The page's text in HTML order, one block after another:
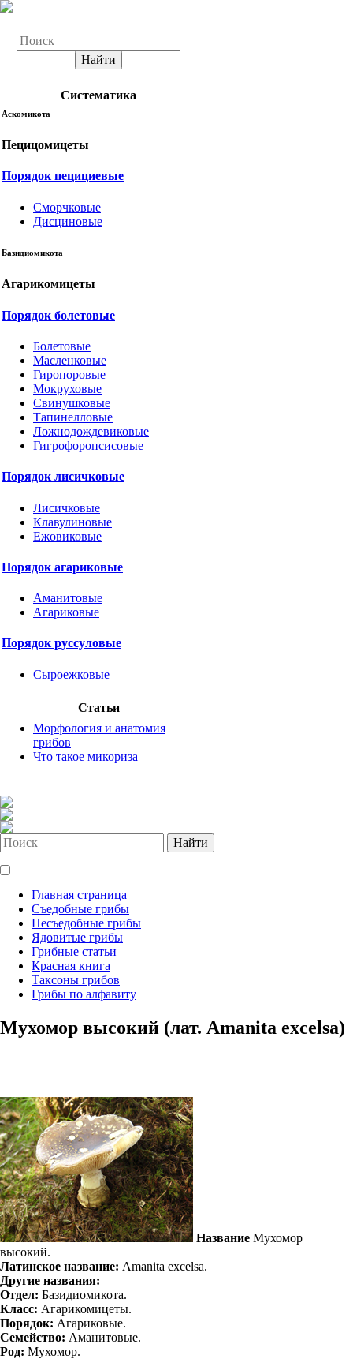
Найти
Систематика
Аскомикота
Пецицомицеты
Порядок пецициевые
Сморчковые
Дисциновые
Базидиомикота
Агарикомицеты
Порядок болетовые
Болетовые
Масленковые
Гиропоровые
Мокруховые
Свинушковые
Тапинелловые
Ложнодождевиковые
Гигрофоропсисовые
Порядок лисичковые
Лисичковые
Клавулиновые
Ежовиковые
Порядок агариковые
Аманитовые
Агариковые
Порядок руссуловые
Сыроежковые
Статьи
Морфология и анатомия
грибов
Что такое микориза
Найти
Главная страница
Съедобные грибы
Несъедобные грибы
Ядовитые грибы
Грибные статьи
Красная книга
Таксоны грибов
Грибы по алфавиту
Мухомор высокий (лат. Amanita excelsa)
Название Мухомор
высокий.
Латинское название: Amanita excelsa.
Другие названия:
Отдел: Базидиомикота.
Класс: Агарикомицеты.
Порядок: Агариковые.
Семейство: Аманитовые.
Род: Мухомор.